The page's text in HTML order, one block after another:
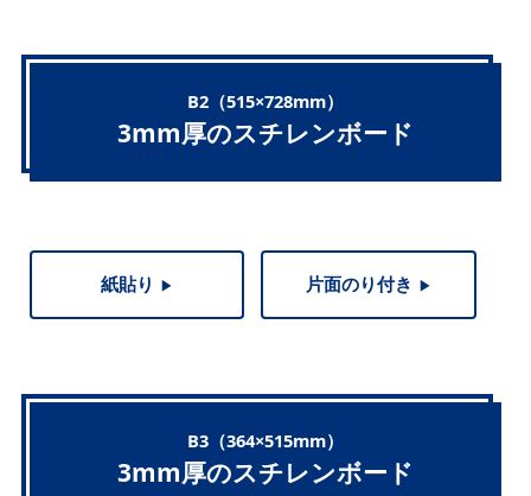
B2（515×728mm）
3mm厚のスチレンボード
紙貼り ▶︎ 片面のり付き ▶︎
B3（364×515mm）
3mm厚のスチレンボード